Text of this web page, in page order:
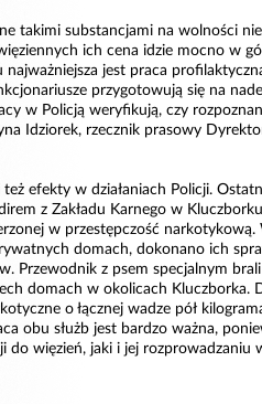
takimi substancjami na wolności
ich cena idzie mocno w
jest praca
przygotowują się na
w Policją weryfikują, czy
Idziorek, rzecznik prasowy
też efekty w działaniach Policji.
z Zakładu Karnego w
w przestępczość narkotykową.
domach, dokonano ich
Przewodnik z psem specjalnym brali
domach w okolicach Kluczborka.
o łącznej wadze pół
obu służb jest bardzo ważna,
do więzień, jaki i jej rozprowadzaniu